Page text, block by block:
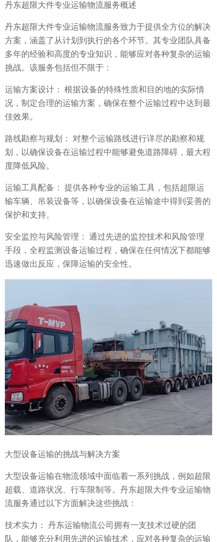
丹东超限大件专业运输物流服务概述
丹东超限大件专业运输物流服务致力于提供全方位的解决
方案，涵盖了从计划到执行的各个环节。其专业团队具备
多年的经验和高度的专业知识，能够应对各种复杂的运输
挑战。该服务包括但不限于：
运输方案设计： 根据设备的特殊性质和目的地的实际情
况，制定合理的运输方案，确保在整个运输过程中达到最
佳效果。
路线勘察与规划： 对整个运输路线进行详尽的勘察和规
划，以确保设备在运输过程中能够避免道路障碍，最大程
度降低风险。
运输工具配备： 提供各种专业的运输工具，包括超限运
输车辆、吊装设备等，以确保设备在运输途中得到妥善的
保护和支持。
安全监控与风险管理： 通过先进的监控技术和风险管理
手段，全程监测设备运输过程，确保在任何情况下都能够
迅速做出反应，保障运输的安全性。
大型设备运输的挑战与解决方案
大型设备运输在物流领域中面临着一系列挑战，例如超限
超载、道路状况、行车限制等。丹东超限大件专业运输物
流服务通过以下方面解决这些挑战：
技术实力： 丹东运输物流公司拥有一支技术过硬的团
队，能够充分利用先进的运输技术，应对各种复杂的运输